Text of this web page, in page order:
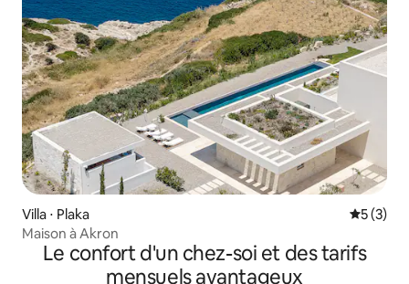
Villa ⋅ Plaka
5 (3)
Maison à Akron
Le confort d'un chez-soi et des tarifs
mensuels avantageux